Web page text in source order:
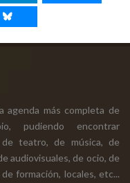
agenda más completa de
pudiendo encontrar
teatro, de música, de
audiovisuales, de ocio, de
formación, locales, etc...